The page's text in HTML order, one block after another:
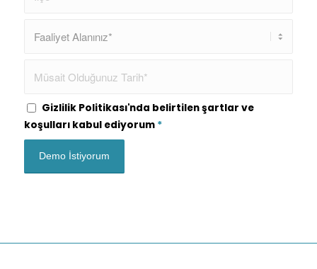
Gizlilik Politikası'nda belirtilen şartlar ve
koşulları kabul ediyorum *